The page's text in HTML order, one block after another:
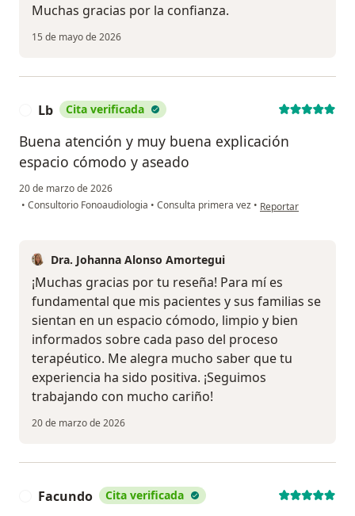
Muchas gracias por la confianza.
15 de mayo de 2026
Lb Cita verificada
Buena atención y muy buena explicación
espacio cómodo y aseado
20 de marzo de 2026
• Consultorio Fonoaudiologia • Consulta primera vez • en opinión del
Reportar
Dra. Johanna Alonso Amortegui
¡Muchas gracias por tu reseña! Para mí es
fundamental que mis pacientes y sus familias se
sientan en un espacio cómodo, limpio y bien
informados sobre cada paso del proceso
terapéutico. Me alegra mucho saber que tu
experiencia ha sido positiva. ¡Seguimos
trabajando con mucho cariño!
20 de marzo de 2026
Facundo Cita verificada